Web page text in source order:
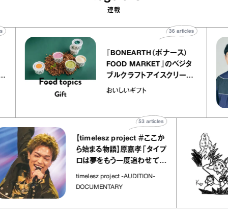
連載
キャ
articles
『BONEARTH（ボナース）
FOOD MARKET』のベジタ
ブルクラフトアイスクリーム
｜真野知子の「おいしいギフ
おいしいギフト
36articles
【timelesz project ＃ここか
ら始まる物語】原嘉孝「タイプ
ロは夢をもう一度追わせてく
れた場所」
timelesz project -AUDITION-
DOCUMENTARY
articles